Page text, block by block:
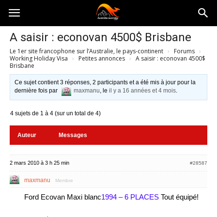
Australia-
australie.com
A saisir : econovan 4500$ Brisbane
Le 1er site francophone sur l’Australie, le pays-continent › Forums ›
Working Holiday Visa › Petites annonces › A saisir : econovan 4500$
Brisbane
Ce sujet contient 3 réponses, 2 participants et a été mis à jour pour la
dernière fois par
maxmanu, leil y a 16 années et 4 mois.
4 sujets de 1 à 4 (sur un total de 4)
Auteur Messages
2 mars 2010 à 3 h 25 min #28587
maxmanu Membre
Ford Ecovan Maxi blanc1994 – 6 PLACES Tout équipé!